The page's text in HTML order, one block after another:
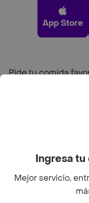
App Store
Pide tu comida
Sobre Rappi
Ingresa
Mejor servicio,